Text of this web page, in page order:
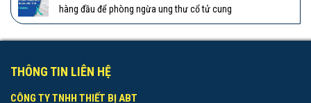
hàng đầu để phòng ngừa ung thư cổ tử cung
THÔNG TIN LIÊN HỆ
CÔNG TY TNHH THIẾT BỊ ABT